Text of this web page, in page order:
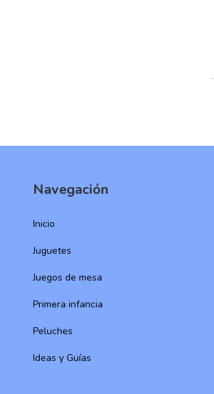
Navegación
Inicio
Juguetes
Juegos de mesa
Primera infancia
Peluches
Ideas y Guías